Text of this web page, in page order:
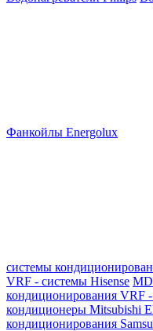
Фанкойлы Energolux
системы
VRF - системы Hisense
кондиционирования VRF
кондиционеры Mitsubishi
кондиционирования